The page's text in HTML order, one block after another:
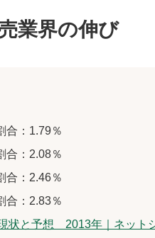
業界の伸び
合：1.79％
合：2.08％
合：2.46％
合：2.83％
状と予想 2013年｜ネット